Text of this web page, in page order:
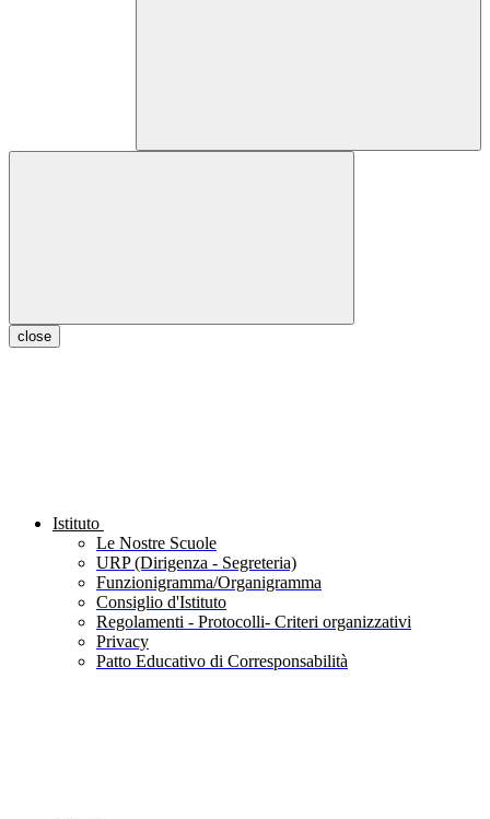
close
Istituto
Le Nostre Scuole
URP (Dirigenza - Segreteria)
Funzionigramma/Organigramma
Consiglio d'Istituto
Regolamenti - Protocolli- Criteri organizzativi
Privacy
Patto Educativo di Corresponsabilità